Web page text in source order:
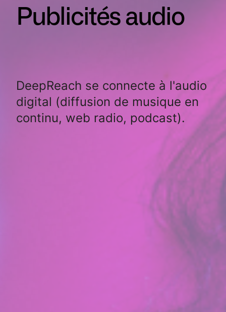
Publicités audio
DeepReach se connecte à l'audio
digital (diffusion de musique en
continu, web radio, podcast).